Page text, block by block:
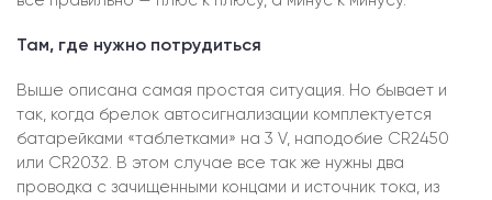
Там, где нужно потрудиться
Выше описана самая простая ситуация. Но бывает и
так, когда брелок автосигнализации комплектуется
батарейками «таблетками» на 3 V, наподобие CR2450
или CR2032. В этом случае все так же нужны два
проводка с зачищенными концами и источник тока, из